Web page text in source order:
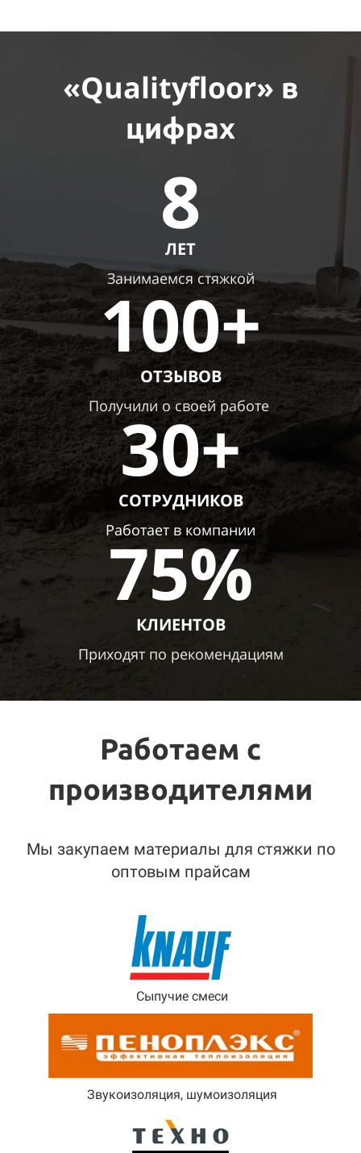
«Qualityfloor» в
цифрах
8
ЛЕТ
Занимаемся стяжкой
100+
ОТЗЫВОВ
Получили о своей работе
30+
СОТРУДНИКОВ
Работает в компании
75%
КЛИЕНТОВ
Приходят по рекомендациям
Работаем с
производителями
Мы закупаем материалы для стяжки по
оптовым прайсам
Сыпучие смеси
Звукоизоляция, шумоизоляция